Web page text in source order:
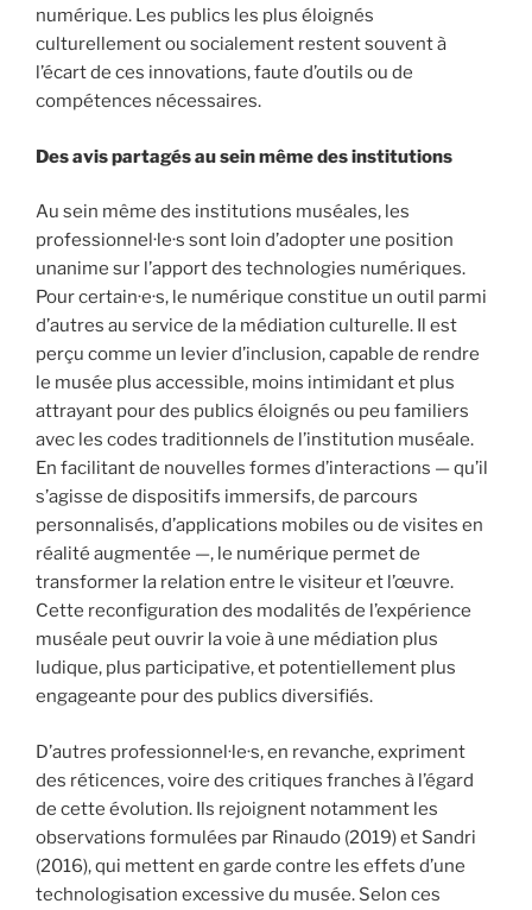
numérique. Les publics les plus éloignés
culturellement ou socialement restent souvent à
l’écart de ces innovations, faute d’outils ou de
compétences nécessaires.
Des avis partagés au sein même des institutions
Au sein même des institutions muséales, les
professionnel·le·s sont loin d’adopter une position
unanime sur l’apport des technologies numériques.
Pour certain·e·s, le numérique constitue un outil parmi
d’autres au service de la médiation culturelle. Il est
perçu comme un levier d’inclusion, capable de rendre
le musée plus accessible, moins intimidant et plus
attrayant pour des publics éloignés ou peu familiers
avec les codes traditionnels de l’institution muséale.
En facilitant de nouvelles formes d’interactions — qu’il
s’agisse de dispositifs immersifs, de parcours
personnalisés, d’applications mobiles ou de visites en
réalité augmentée —, le numérique permet de
transformer la relation entre le visiteur et l’œuvre.
Cette reconfiguration des modalités de l’expérience
muséale peut ouvrir la voie à une médiation plus
ludique, plus participative, et potentiellement plus
engageante pour des publics diversifiés.
D’autres professionnel·le·s, en revanche, expriment
des réticences, voire des critiques franches à l’égard
de cette évolution. Ils rejoignent notamment les
observations formulées par Rinaudo (2019) et Sandri
(2016), qui mettent en garde contre les effets d’une
technologisation excessive du musée. Selon ces